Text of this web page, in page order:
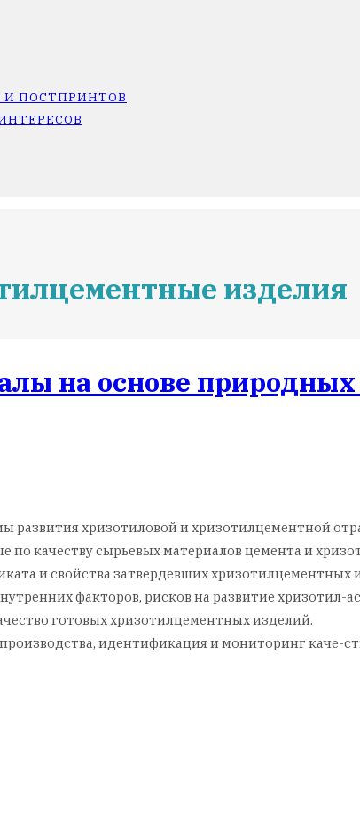
ПОСТПРИНТОВ
изделия
на основе
развития хризотиловой и хризотилцементной
по качеству сырьевых материалов цемента и
и свойства затвердевших хризотилцементных
факторов, рисков на развитие хризотил-
готовых хризотилцементных изделий.
идентификация и мониторинг каче-